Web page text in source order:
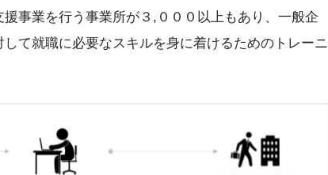
事業を行う事業所が３,０００以上もあり、一般企
て就職に必要なスキルを身に着けるためのトレーニ